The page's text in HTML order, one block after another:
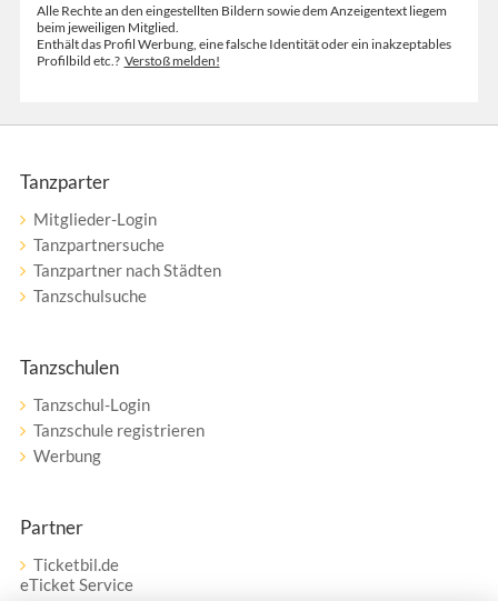
Alle Rechte an den eingestellten Bildern sowie dem Anzeigentext liegem
beim jeweiligen Mitglied.
Enthält das Profil Werbung, eine falsche Identität oder ein inakzeptables
Profilbild etc.? Verstoß melden!
Tanzparter
Mitglieder-Login
Tanzpartnersuche
Tanzpartner nach Städten
Tanzschulsuche
Tanzschulen
Tanzschul-Login
Tanzschule registrieren
Werbung
Partner
Ticketbil.de
eTicket Service